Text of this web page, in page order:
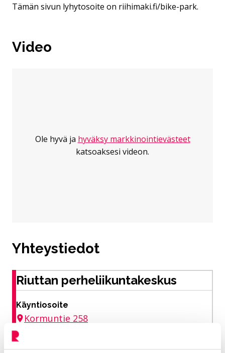
Tämän sivun lyhytosoite on riihimaki.fi/bike-park.
Video
Ole hyvä ja hyväksy markkinointievästeet
katsoaksesi videon.
Yhteystiedot
Riuttan perheliikuntakeskus
Käyntiosoite
Kormuntie 258